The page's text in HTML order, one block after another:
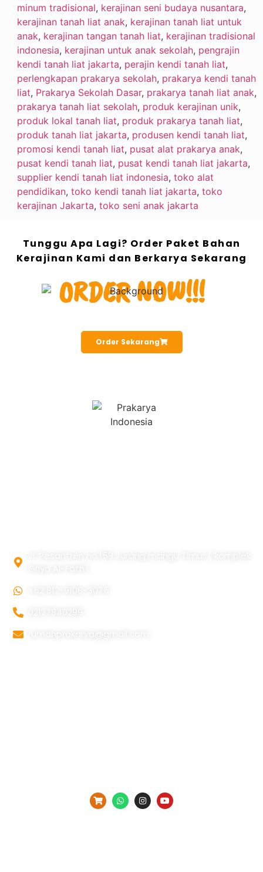
minum tradisional, kerajinan seni budaya nusantara,
kerajinan tanah liat anak, kerajinan tanah liat untuk
anak, kerajinan tangan tanah liat, kerajinan tradisional
indonesia, kerajinan untuk anak sekolah, pengrajin
kendi tanah liat jakarta, perajin kendi tanah liat,
perlengkapan prakarya sekolah, prakarya kendi tanah
liat, Prakarya Sekolah Dasar, prakarya tanah liat anak,
prakarya tanah liat sekolah, produk kerajinan unik,
produk lokal tanah liat, produk prakarya tanah liat,
produk tanah liat jakarta, produsen kendi tanah liat,
promosi kendi tanah liat, pusat alat prakarya anak,
pusat kendi tanah liat, pusat kendi tanah liat jakarta,
supplier kendi tanah liat indonesia, toko alat
pendidikan, toko kendi tanah liat jakarta, toko
kerajinan Jakarta, toko seni anak jakarta
Tunggu Apa Lagi? Order Paket Bahan
Kerajinan Kami dan Berkarya Sekarang
ORDER NOW!!!
Order Sekarang